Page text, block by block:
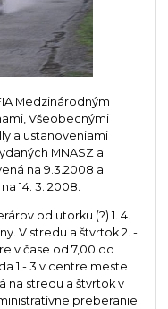
Medzinárodným
Všeobecnými
a ustanoveniami
MNASZ a
na 9.3.2008 a
14. 3. 2008.
od utorku (?) 1. 4.
V stredu a štvrtok 2. -
v čase od 7,00 do
1 - 3 v centre meste
na stredu a štvrtok v
preberanie